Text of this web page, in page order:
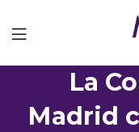
La
Madrid